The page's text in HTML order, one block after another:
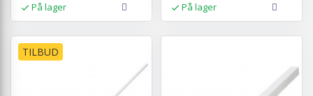
På lager På lager
TILBUD